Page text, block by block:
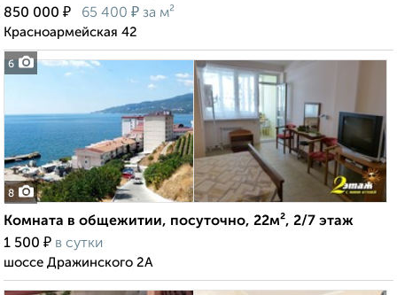
6
850 000 ₽ 65 400 ₽ за м²
Красноармейская 42
8
Комната в общежитии, посуточно, 22м², 2/7 этаж
1 500 ₽ в сутки
шоссе Дражинского 2А